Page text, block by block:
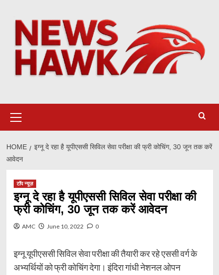
content
Menu
HOME
इग्नू दे रहा है यूपीएससी सिविल सेवा परीक्षा की फ्री कोचिंग, 30 जून तक करें
आवेदन
टॉप न्यूज़
इग्नू दे रहा है यूपीएससी सिविल सेवा परीक्षा की
फ्री कोचिंग, 30 जून तक करें आवेदन
AMC June 10, 2022 0
इग्नू यूपीएससी सिविल सेवा परीक्षा की तैयारी कर रहे एससी वर्ग के
अभ्यर्थियों को फ्री कोचिंग देगा। इंदिरा गांधी नेशनल ओपन